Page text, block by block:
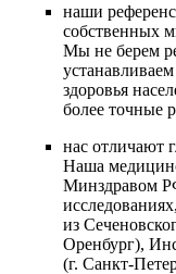
наши
собственных
Мы не берем
здоровья
более точные
нас отличают
Наша
Минздравом
из
Оренбург),
(г. Санкт-